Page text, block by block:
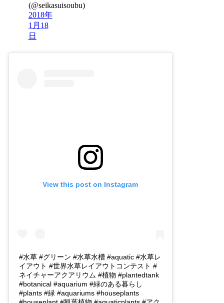
(@seikasuisoubu)
2018年
1月18
日
View this post on Instagram
#水草 #グリーン #水草水槽 #aquatic #水草レ
イアウト #世界水草レイアウトコンテスト #
ネイチャーアクアリウム #植物 #plantedtank
#botanical #aquarium #緑のある暮らし
#plants #緑 #aquariums #houseplants